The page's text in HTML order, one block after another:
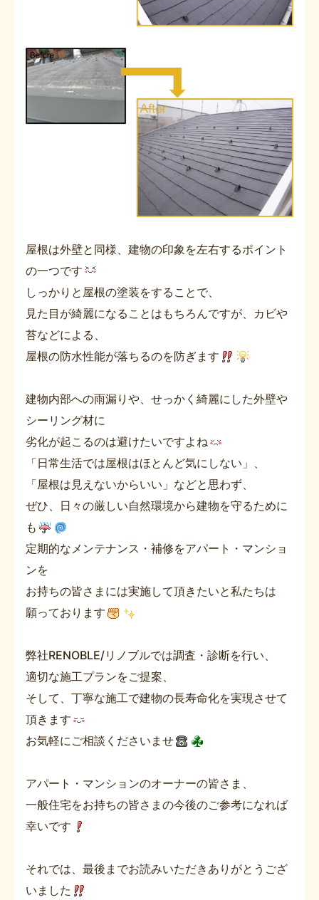
屋根は外壁と同様、建物の印象を左右するポイント
の一つです
しっかりと屋根の塗装をすることで、
見た目が綺麗になることはもちろんですが、カビや
苔などによる、
屋根の防水性能が落ちるのを防ぎます
建物内部への雨漏りや、せっかく綺麗にした外壁や
シーリング材に
劣化が起こるのは避けたいですよね
「日常生活では屋根はほとんど気にしない」、
「屋根は見えないからいい」などと思わず、
ぜひ、日々の厳しい自然環境から建物を守るために
も
定期的なメンテナンス・補修をアパート・マンショ
ンを
お持ちの皆さまには実施して頂きたいと私たちは
願っております
弊社RENOBLE/リノブルでは調査・診断を行い、
適切な施工プランをご提案、
そして、丁寧な施工で建物の長寿命化を実現させて
頂きます
お気軽にご相談くださいませ
アパート・マンションのオーナーの皆さま、
一般住宅をお持ちの皆さまの今後のご参考になれば
幸いです
それでは、最後までお読みいただきありがとうござ
いました